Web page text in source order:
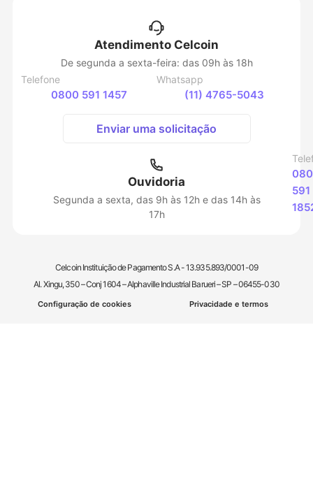
Atendimento Celcoin
De segunda a sexta-feira: das 09h às 18h
Telefone
0800 591 1457
Whatsapp
(11) 4765-5043
Enviar uma solicitação
Ouvidoria
Segunda a sexta, das 9h às 12h e das 14h às
17h
591
Celcoin Instituição de Pagamento S.A - 13.935.893/0001-09
Al. Xingu, 350 – Conj 1604 – Alphaville Industrial Barueri – SP – 06455-030
Configuração de cookies Privacidade e termos